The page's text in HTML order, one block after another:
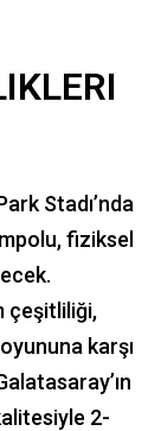
Stadı’nda
fiziksel
çeşitliliği,
karşı
2-